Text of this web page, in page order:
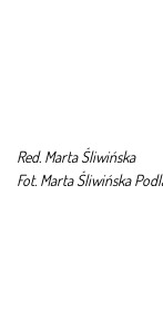
Red. Marta Śliwińska
Fot. Marta Śliwińska